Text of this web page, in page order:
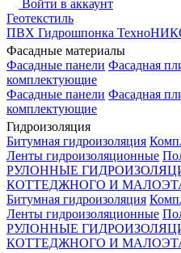
Войти в аккаунт
Геотекстиль
ПВХ Гидрошпонка
Фасадные материалы
Фасадные панели Фасадная
комплектующие
Фасадные панели Фасадная
комплектующие
Гидроизоляция
Битумная гидроизоляция
Ленты гидроизоляционные
РУЛОННЫЕ
КОТТЕДЖНОГО И
Битумная гидроизоляция
Ленты гидроизоляционные
РУЛОННЫЕ
КОТТЕДЖНОГО И